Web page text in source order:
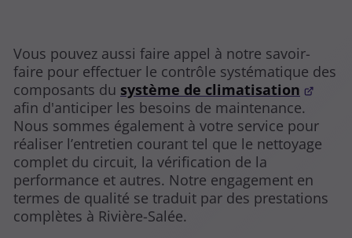
Vous pouvez aussi faire appel à notre savoir-
faire pour effectuer le contrôle systématique des
composants du système de climatisation
afin d'anticiper les besoins de maintenance.
Nous sommes également à votre service pour
réaliser l’entretien courant tel que le nettoyage
complet du circuit, la vérification de la
performance et autres. Notre engagement en
termes de qualité se traduit par des prestations
complètes à Rivière-Salée.